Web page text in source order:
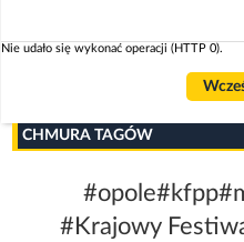
Nie udało się wykonać operacji (HTTP 0).
CHMURA TAGÓW
#opole#kfpp
#Krajowy